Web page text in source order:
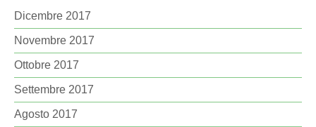
Dicembre 2017
Novembre 2017
Ottobre 2017
Settembre 2017
Agosto 2017